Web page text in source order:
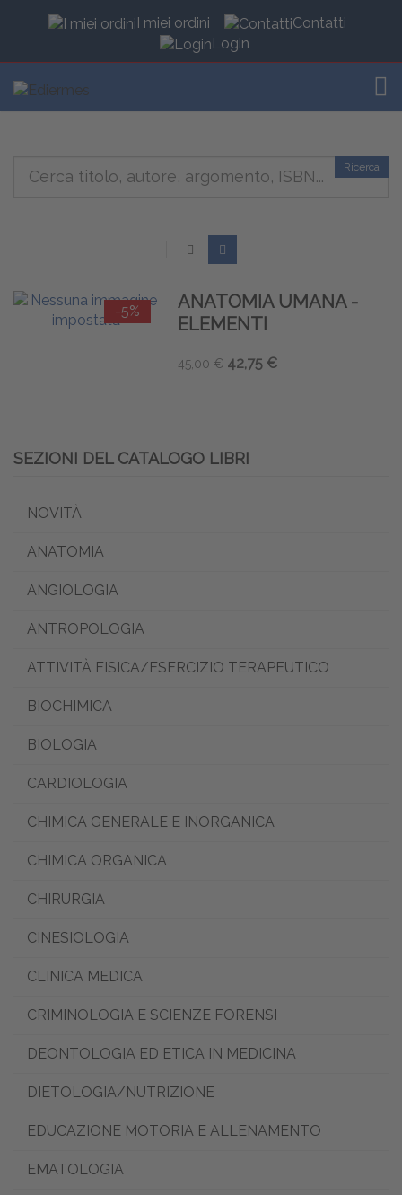
I miei ordini
Contatti
Login
Ricerca
-5%
ANATOMIA UMANA -
ELEMENTI
45,00 € 42,75 €
SEZIONI DEL CATALOGO LIBRI
NOVITÀ
ANATOMIA
ANGIOLOGIA
ANTROPOLOGIA
ATTIVITÀ FISICA/ESERCIZIO TERAPEUTICO
BIOCHIMICA
BIOLOGIA
CARDIOLOGIA
CHIMICA GENERALE E INORGANICA
CHIMICA ORGANICA
CHIRURGIA
CINESIOLOGIA
CLINICA MEDICA
CRIMINOLOGIA E SCIENZE FORENSI
DEONTOLOGIA ED ETICA IN MEDICINA
DIETOLOGIA/NUTRIZIONE
EDUCAZIONE MOTORIA E ALLENAMENTO
EMATOLOGIA